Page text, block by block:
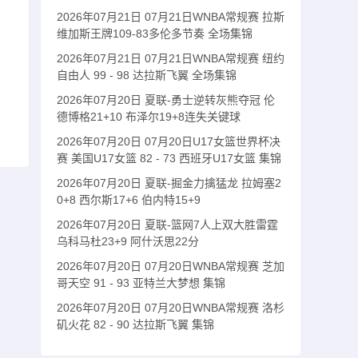
2026年07月21日 07月21日WNBA常规赛 拉斯
维加斯王牌109-83多伦多节奏 全场集锦
2026年07月21日 07月21日WNBA常规赛 纽约
自由人 99 - 98 达拉斯飞翼 全场集锦
2026年07月20日 夏联-勇士逆转灰熊夺冠 伦
德博格21+10 布泽尔19+8连失关键球
2026年07月20日 07月20日U17女篮世界杯决
赛 美国U17女篮 82 - 73 西班牙U17女篮 集锦
2026年07月20日 夏联-掘金力擒猛龙 拉姆塞2
0+8 西尔斯17+6 伯内特15+9
2026年07月20日 夏联-篮网7人上双大胜雷霆
乌科马杜23+9 阿什沃思22分
2026年07月20日 07月20日WNBA常规赛 芝加
哥天空 91 - 93 亚特兰大梦想 集锦
2026年07月20日 07月20日WNBA常规赛 洛杉
矶火花 82 - 90 达拉斯飞翼 集锦